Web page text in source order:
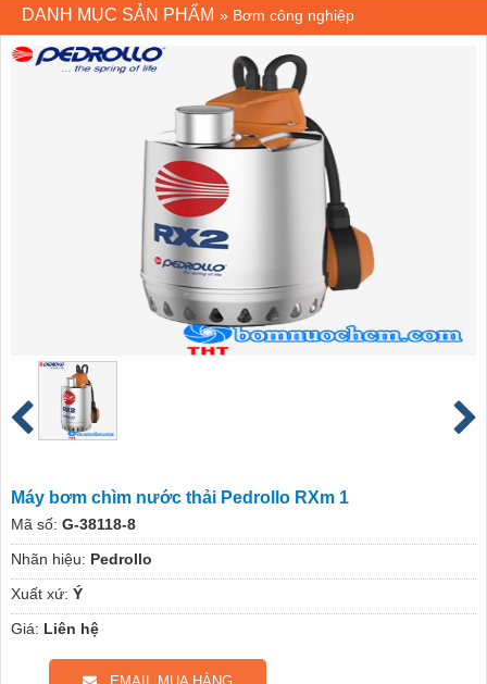
DANH MỤC SẢN PHẨM » Bơm công nghiệp
Máy bơm chìm nước thải Pedrollo RXm 1
Mã số: G-38118-8
Nhãn hiệu: Pedrollo
Xuất xứ: Ý
Giá: Liên hệ